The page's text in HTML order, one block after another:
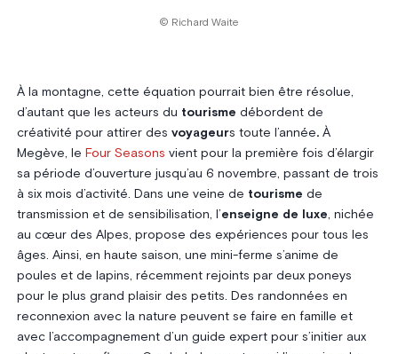
© Richard Waite
À la montagne, cette équation pourrait bien être résolue,
d’autant que les acteurs du tourisme débordent de
créativité pour attirer des voyageurs toute l’année.À
Megève, le Four Seasons vient pour la première fois d’élargir
sa période d’ouverture jusqu’au 6 novembre, passant de trois
à six mois d’activité. Dans une veine de tourisme de
transmission et de sensibilisation, l’enseigne de luxe, nichée
au cœur des Alpes, propose des expériences pour tous les
âges. Ainsi, en haute saison, une mini-ferme s’anime de
poules et de lapins, récemment rejoints par deux poneys
pour le plus grand plaisir des petits. Des randonnées en
reconnexion avec la nature peuvent se faire en famille et
avec l’accompagnement d’un guide expert pour s’initier aux